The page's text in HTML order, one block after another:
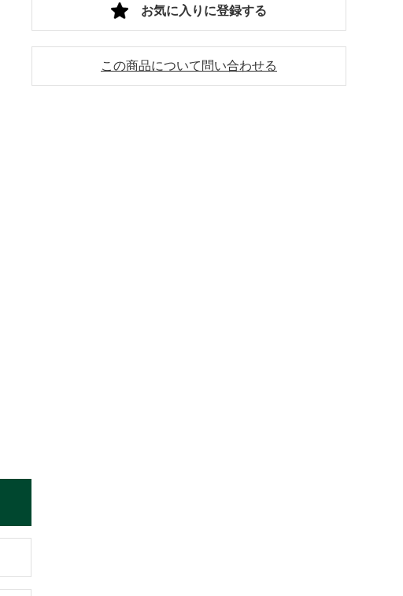
この商品について問い合わせる
お気に入りに登録する